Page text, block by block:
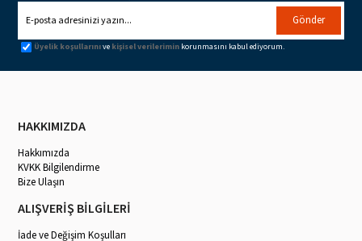
Gönder
Üyelik koşullarınıve kişisel verilerimin korunmasını kabul ediyorum.
HAKKIMIZDA
Hakkımızda
KVKK Bilgilendirme
Bize Ulaşın
ALIŞVERİŞ BİLGİLERİ
İade ve Değişim Koşulları